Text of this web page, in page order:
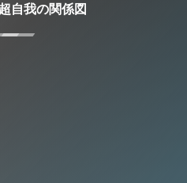
自我の関係図